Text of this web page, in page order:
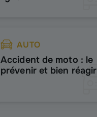
AUTO
Accident de moto : le
prévenir et bien réagir